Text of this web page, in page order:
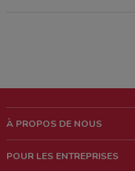
À PROPOS DE NOUS
POUR LES ENTREPRISES